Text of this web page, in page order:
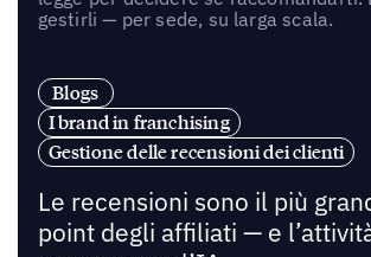
gestirli — per sede, su larga scala.
Blogs
I brand in franchising
Gestione delle recensioni dei clienti
Le recensioni sono il più
point degli affiliati — e